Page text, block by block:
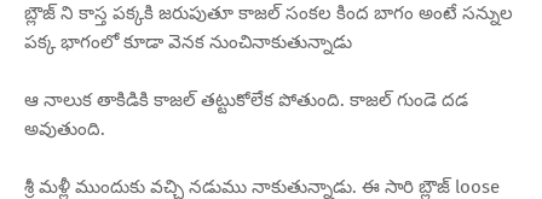
బ్లౌజ్ ని కాస్త పక్కకి జరుపుతూ కాజల్ సంకల కింద బాగం అంటే సన్నుల
పక్క భాగంలో కూడా వెనక నుంచినాకుతున్నాడు
ఆ నాలుక తాకిడికి కాజల్ తట్టుకోలేక పోతుంది. కాజల్ గుండె దడ
అవుతుంది.
శ్రీ మళ్లీ ముందుకు వచ్చి నడుము నాకుతున్నాడు. ఈ సారి బ్లౌజ్ loose